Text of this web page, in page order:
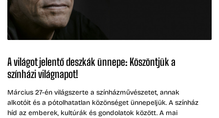
A világot jelentő deszkák ünnepe: Köszöntjük a
színházi világnapot!
Március 27-én világszerte a színházművészetet, annak
alkotóit és a pótolhatatlan közönséget ünnepeljük. A színház
híd az emberek, kultúrák és gondolatok között. A mai